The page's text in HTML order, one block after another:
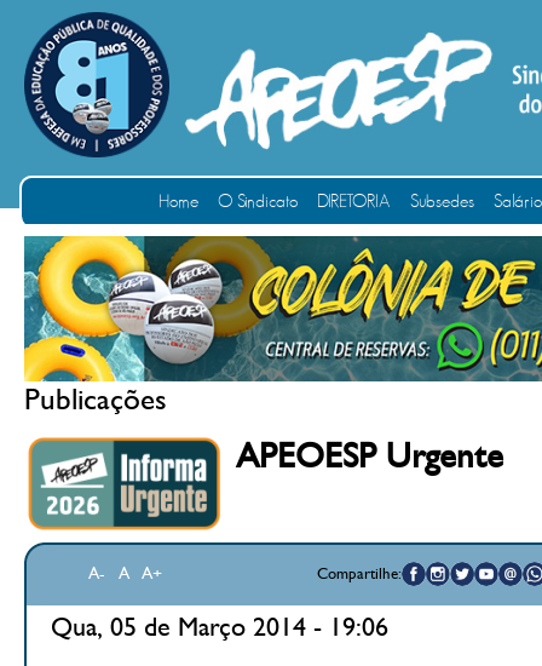
Home O Sindicato DIRETORIA Subsedes
Publicações
APEOESP Urgente
A- A A+ Compartilhe:
Qua, 05 de Março 2014 - 19:06